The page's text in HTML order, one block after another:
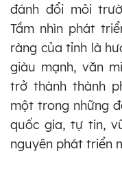
đánh đổi môi
Tầm nhìn phát
ràng của tỉnh là
giàu mạnh, văn
trở thành thành
một trong những
quốc gia, tự tin,
nguyên phát triển